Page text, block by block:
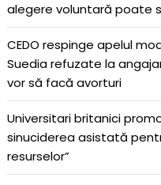
alegere voluntară poate
CEDO respinge apelul
Suedia refuzate la
vor să facă avorturi
Universitari britanici
sinuciderea asistată
resurselor”